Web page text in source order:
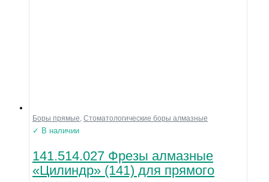
Боры прямые, Стоматологические боры алмазные
✓ В наличии
141.514.027 Фрезы алмазные
«Цилиндр» (141) для прямого